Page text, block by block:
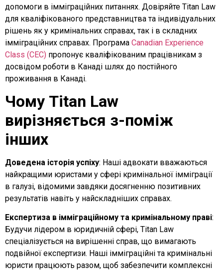
допомоги в імміграційних питаннях. Довіряйте Titan Law
для кваліфікованого представництва та індивідуальних
рішень як у кримінальних справах, так і в складних
імміграційних справах. Програма Canadian Experience
Class (CEC) пропонує кваліфікованим працівникам з
досвідом роботи в Канаді шлях до постійного
проживання в Канаді.
Чому Titan Law
вирізняється з-поміж
інших
Доведена історія успіху: Наші адвокати вважаються
найкращими юристами у сфері кримінальної імміграції
в галузі, відомими завдяки досягненню позитивних
результатів навіть у найскладніших справах.
Експертиза в імміграційному та кримінальному праві:
Будучи лідером в юридичній сфері, Titan Law
спеціалізується на вирішенні справ, що вимагають
подвійної експертизи. Наші імміграційні та кримінальні
юристи працюють разом, щоб забезпечити комплексні